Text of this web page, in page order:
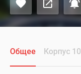
Общее Корпус 10